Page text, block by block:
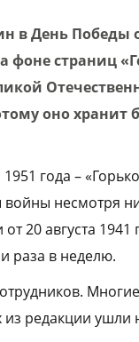
в День Победы
фоне страниц
оно хранит
года –
несмотря
20 августа 1941
раза в неделю.
из редакции